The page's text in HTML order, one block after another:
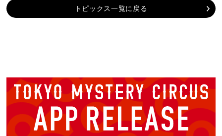
トピックス一覧に戻る